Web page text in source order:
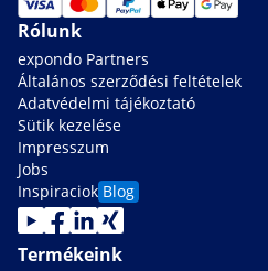
Rólunk
expondo Partners
Általános szerződési feltételek
Adatvédelmi tájékoztató
Sütik kezelése
Impresszum
Jobs
Inspiraciok Blog
Termékeink